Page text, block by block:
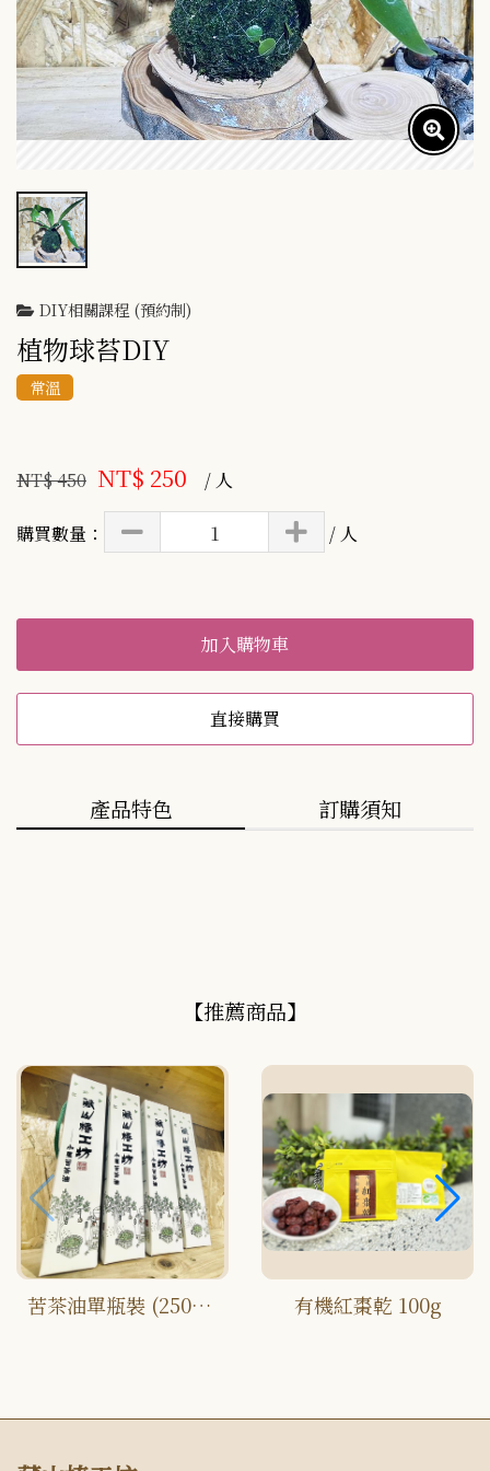
DIY相關課程 (預約制)
植物球苔DIY
常溫
NT$ 450 NT$ 250 / 人
購買數量： / 人
加入購物車
直接購買
產品特色 訂購須知
【推薦商品】
苦茶油單瓶裝 (250ml*1) 有機紅棗乾 100g